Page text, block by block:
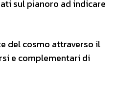
sul pianoro ad indicare
del cosmo attraverso il
e complementari di